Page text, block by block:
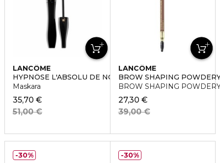
LANCÔME
HYPNÔSE L'ABSOLU DE NOIR
Maskara
35,70 €
51,00 €
LANCÔME
BROW SHAPING
BROW SHAPING
27,30 €
39,00 €
30% 30%